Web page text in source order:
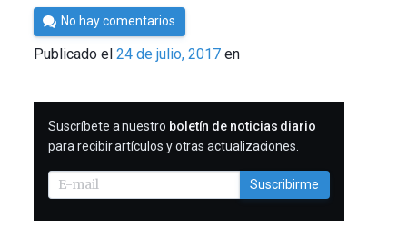
Por
César
Tomé
No hay comentarios
Publicado el24 de julio, 2017 en
SUSCRIBIRME
Suscríbete a nuestro boletín de noticias diario
para recibir artículos y otras actualizaciones.
Suscribirme